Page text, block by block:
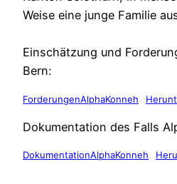
Weise eine junge Familie
Einschätzung und
Bern:
ForderungenAlphaKonneh
Dokumentation des Falls
DokumentationAlphaKonneh